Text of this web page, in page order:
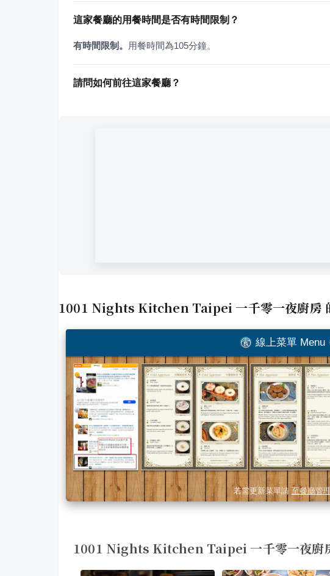
這家餐廳的用餐時間是否有時間限制？
有時間限制。 用餐時間為105分鐘。
請問如何前往這家餐廳？
1001 Nights Kitchen Taipei 一千零一夜廚房
線上菜單 Menu
若需更新菜單請 至餐廳管
1001 Nights Kitchen Taipei 一千零一夜廚